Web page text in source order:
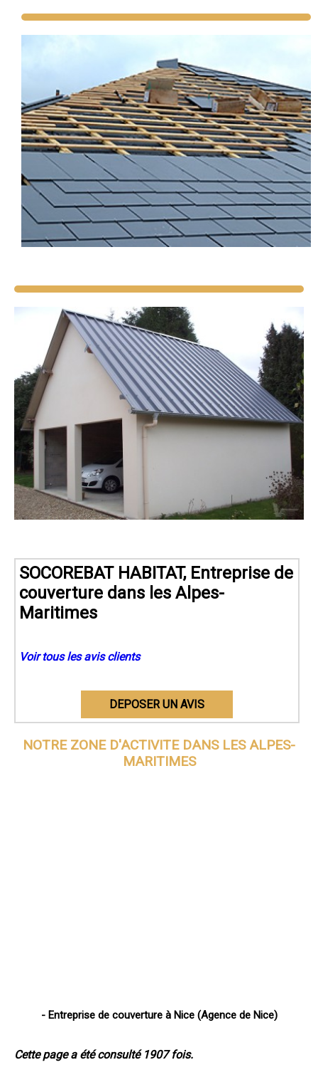
SOCOREBAT HABITAT, Entreprise de
couverture dans les Alpes-
Maritimes
Voir tous les avis clients
DEPOSER UN AVIS
NOTRE ZONE D'ACTIVITE DANS LES ALPES-
MARITIMES
- Entreprise de couverture à Nice (Agence de Nice)
Cette page a été consulté 1907 fois.